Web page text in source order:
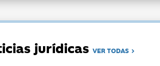
jurídicasVER TODAS